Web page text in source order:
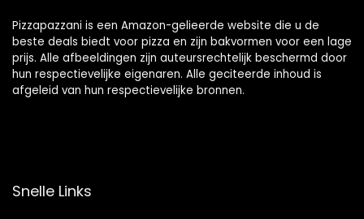
Pizzapazzani is een Amazon-gelieerde website die u de
beste deals biedt voor pizza en zijn bakvormen voor een lage
prijs. Alle afbeeldingen zijn auteursrechtelijk beschermd door
hun respectievelijke eigenaren. Alle geciteerde inhoud is
afgeleid van hun respectievelijke bronnen.
Snelle Links